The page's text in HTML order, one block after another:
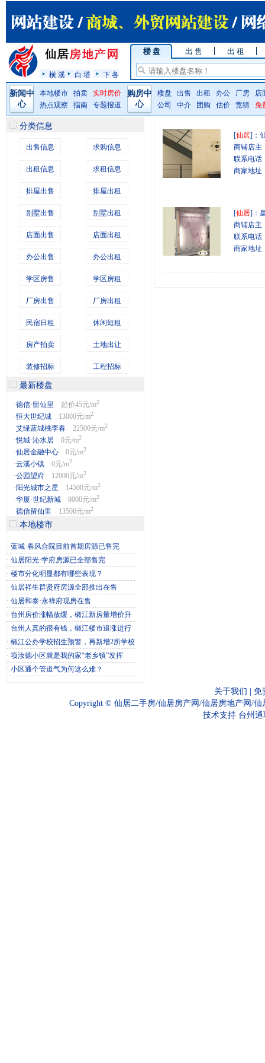
横 溪 白 塔 下 各
楼 盘 出 售 出 租
新闻中
心
本地楼市 拍卖
实时房价
热点观察
指南 专题报道
购房中
心
楼盘 出售 出租 办公 厂房
店
公司
中介 团购 估价 竞猜 免
分类信息
出售信息 求购信息
出租信息 求租信息
排屋出售 排屋出租
别墅出售 别墅出租
店面出售 店面出租
办公出售 办公出租
学区房售 学区房租
厂房出售 厂房出租
民宿日租 休闲短租
房产拍卖 土地出让
装修招标 工程招标
最新楼盘
·德信·留仙里 起价45元/m2
·恒大世纪城 13000元/m2
·艾绿蓝城桃李春 22500元/m2
·悦城·沁水居 0元/m2
·仙居金融中心 0元/m2
·云溪小镇 0元/m2
·公园望府 12000元/m2
·阳光城市之星 14500元/m2
·华厦·世纪新城 8000元/m2
·德信留仙里 13500元/m2
本地楼市
· 蓝城·春风合院目前首期房源已售完
· 仙居阳光·学府房源已全部售完
· 楼市分化明显都有哪些表现？
· 仙居祥生群贤府房源全部推出在售
· 仙居和泰·永祥府现房在售
· 台州房价涨幅放缓，椒江新房量增价升
· 台州人真的很有钱，椒江楼市追涨进行
· 椒江公办学校招生预警，再新增2所学校
· 项汝德小区就是我的家“老乡镇”发挥
· 小区通个管道气为何这么难？
[仙居]：
商铺店主
联系电话
商家地址
[仙居]：
商铺店主
联系电话
商家地址
关于我们
免
Copyright © 仙居二手房/仙居房产网/仙居房地产网/
技术支持 台州